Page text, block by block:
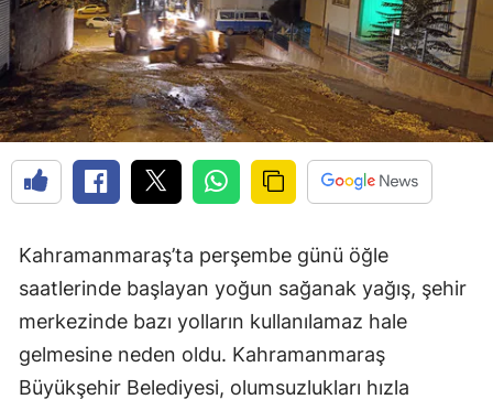
Kahramanmaraş’ta perşembe günü öğle
saatlerinde başlayan yoğun sağanak yağış, şehir
merkezinde bazı yolların kullanılamaz hale
gelmesine neden oldu. Kahramanmaraş
Büyükşehir Belediyesi, olumsuzlukları hızla